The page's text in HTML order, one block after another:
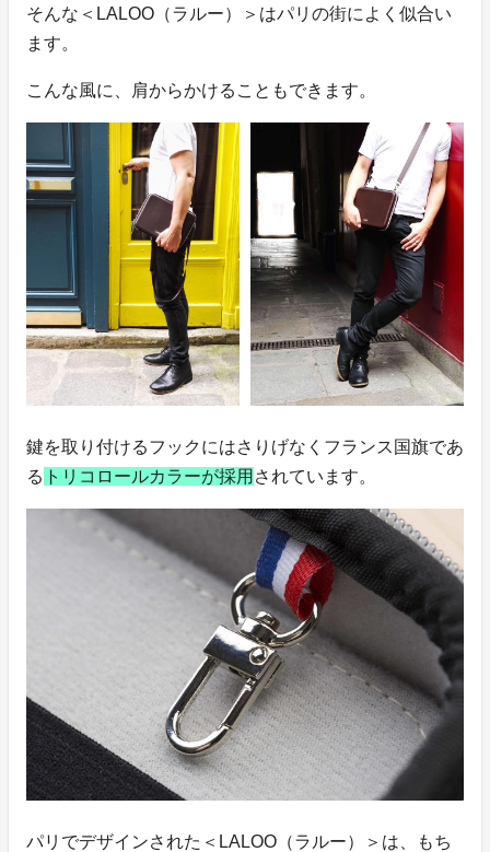
そんな＜LALOO（ラルー）＞はパリの街によく似合い
ます。
こんな風に、肩からかけることもできます。
鍵を取り付けるフックにはさりげなくフランス国旗であ
る トリコロールカラーが採用 されています。
パリでデザインされた＜LALOO（ラルー）＞は、もち